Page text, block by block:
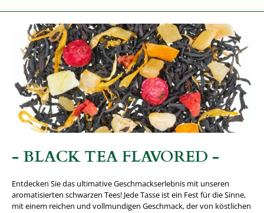
- BLACK TEA FLAVORED -
Entdecken Sie das ultimative Geschmackserlebnis mit unseren
aromatisierten schwarzen Tees! Jede Tasse ist ein Fest für die Sinne,
mit einem reichen und vollmundigen Geschmack, der von köstlichen